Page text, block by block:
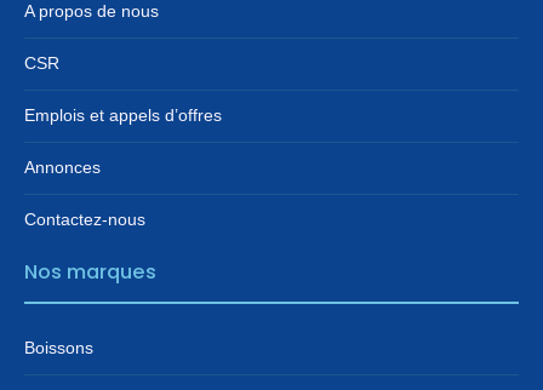
A propos de nous
CSR
Emplois et appels d’offres
Annonces
Contactez-nous
Nos marques
Boissons